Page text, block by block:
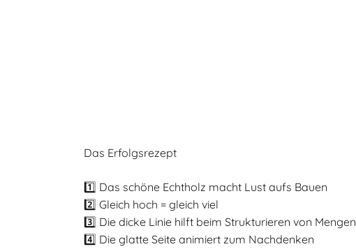
Das Erfolgsrezept
1️⃣ Das schöne Echtholz macht Lust aufs Bauen
2️⃣ Gleich hoch = gleich viel
3️⃣ Die dicke Linie hilft beim Strukturieren von Mengen
4️⃣ Die glatte Seite animiert zum Nachdenken